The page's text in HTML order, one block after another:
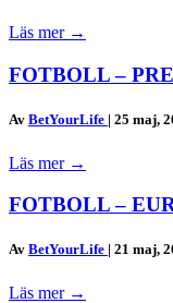
Läs mer →
FOTBOLL –
Av BetYourLife | 25 maj,
Läs mer →
FOTBOLL –
Av BetYourLife | 21 maj,
Läs mer →